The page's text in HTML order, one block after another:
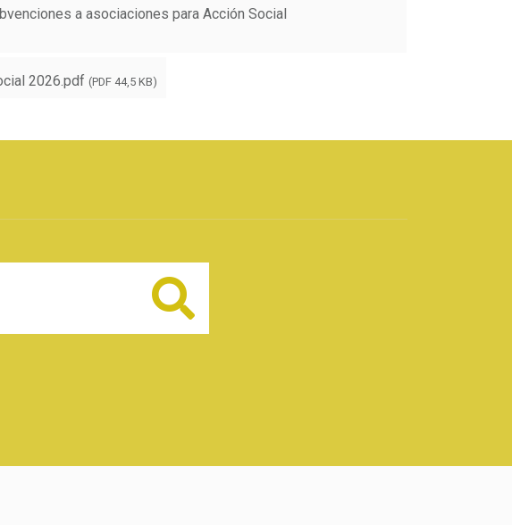
a asociaciones para Acción Social
2026.pdf (PDF 44,5 KB)
Buscar